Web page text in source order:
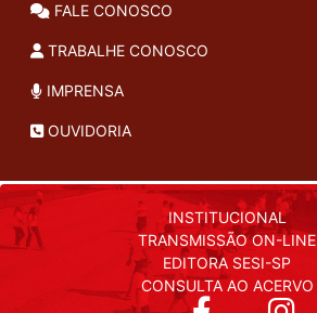
FALE CONOSCO
TRABALHE CONOSCO
IMPRENSA
OUVIDORIA
INSTITUCIONAL
TRANSMISSÃO ON-LINE
EDITORA SESI-SP
CONSULTA AO ACERVO